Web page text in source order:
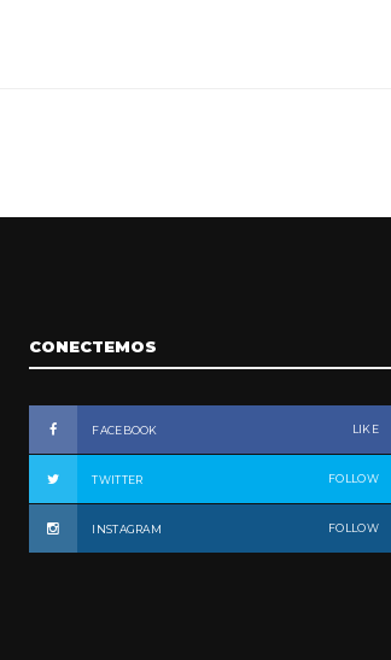
CONECTEMOS
FACEBOOK LIKE
TWITTER FOLLOW
INSTAGRAM FOLLOW